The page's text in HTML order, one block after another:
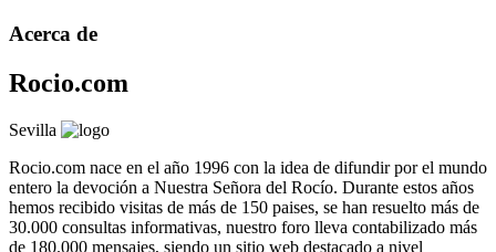
Acerca de
Rocio.com
Sevilla
Rocio.com nace en el año 1996 con la idea de difundir por el mundo
entero la devoción a Nuestra Señora del Rocío. Durante estos años
hemos recibido visitas de más de 150 paises, se han resuelto más de
30.000 consultas informativas, nuestro foro lleva contabilizado más
de 180.000 mensajes, siendo un sitio web destacado a nivel